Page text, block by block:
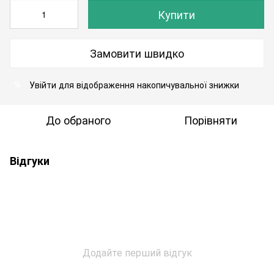
Купити
Замовити швидко
Увійти для відображення накопичувальної знижки
До обраного Порівняти
Відгуки
Додайте перший відгук